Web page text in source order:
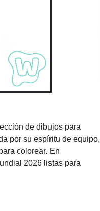
de dibujos para
por su espíritu de equipo,
colorear. En
2026 listas para